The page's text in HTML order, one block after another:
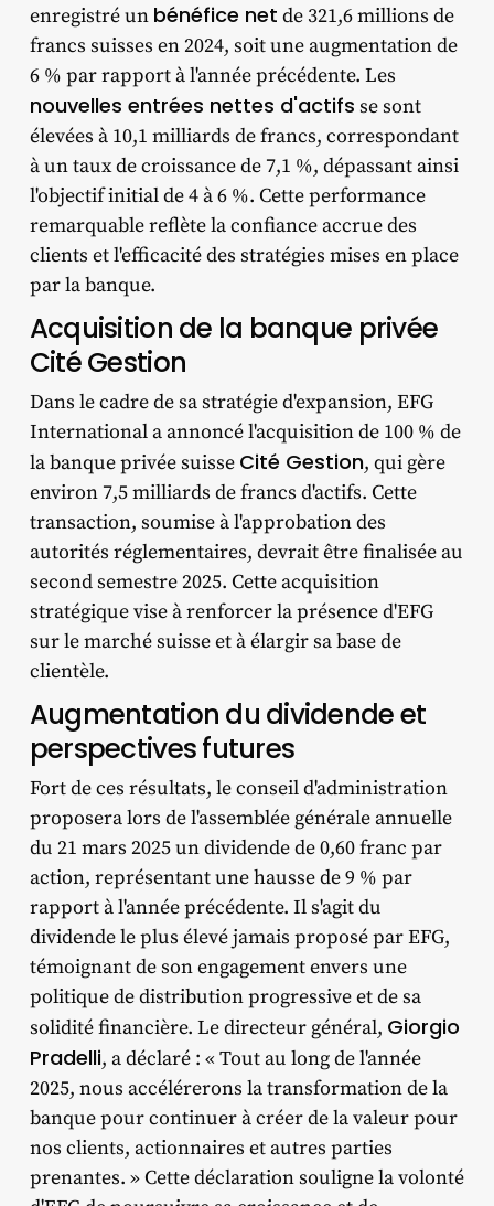
enregistré un bénéfice net de 321,6 millions de
francs suisses en 2024, soit une augmentation de
6 % par rapport à l'année précédente. Les
nouvelles entrées nettes d'actifs se sont
élevées à 10,1 milliards de francs, correspondant
à un taux de croissance de 7,1 %, dépassant ainsi
l'objectif initial de 4 à 6 %. Cette performance
remarquable reflète la confiance accrue des
clients et l'efficacité des stratégies mises en place
par la banque.
Acquisition de la banque privée
Cité Gestion
Dans le cadre de sa stratégie d'expansion, EFG
International a annoncé l'acquisition de 100 % de
la banque privée suisse Cité Gestion, qui gère
environ 7,5 milliards de francs d'actifs. Cette
transaction, soumise à l'approbation des
autorités réglementaires, devrait être finalisée au
second semestre 2025. Cette acquisition
stratégique vise à renforcer la présence d'EFG
sur le marché suisse et à élargir sa base de
clientèle.
Augmentation du dividende et
perspectives futures
Fort de ces résultats, le conseil d'administration
proposera lors de l'assemblée générale annuelle
du 21 mars 2025 un dividende de 0,60 franc par
action, représentant une hausse de 9 % par
rapport à l'année précédente. Il s'agit du
dividende le plus élevé jamais proposé par EFG,
témoignant de son engagement envers une
politique de distribution progressive et de sa
solidité financière. Le directeur général, Giorgio
Pradelli, a déclaré : « Tout au long de l'année
2025, nous accélérerons la transformation de la
banque pour continuer à créer de la valeur pour
nos clients, actionnaires et autres parties
prenantes. » Cette déclaration souligne la volonté